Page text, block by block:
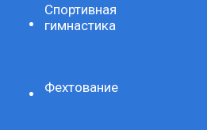
Спортивная
гимнастика
Фехтование